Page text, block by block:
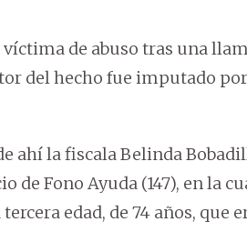
de abuso tras una
del hecho fue imputado
ahí la fiscala Belinda
Fono Ayuda (147), en la
edad, de 74 años, que